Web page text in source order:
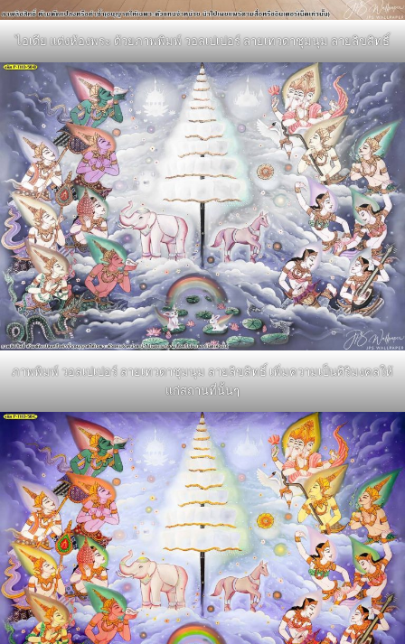
ไอเดีย แต่งห้องพระ ด้วยภาพพิมพ์ วอลเปเปอร์ ลายเทวดาชุมนุม ลายลิขสิทธิ์
ภาพพิมพ์ วอลเปเปอร์ ลายเทวดาชุมนุม ลายลิขสิทธิ์ เพิ่มความเป็นศิริมงคลให้
แก่สถานที่นั้นๆ